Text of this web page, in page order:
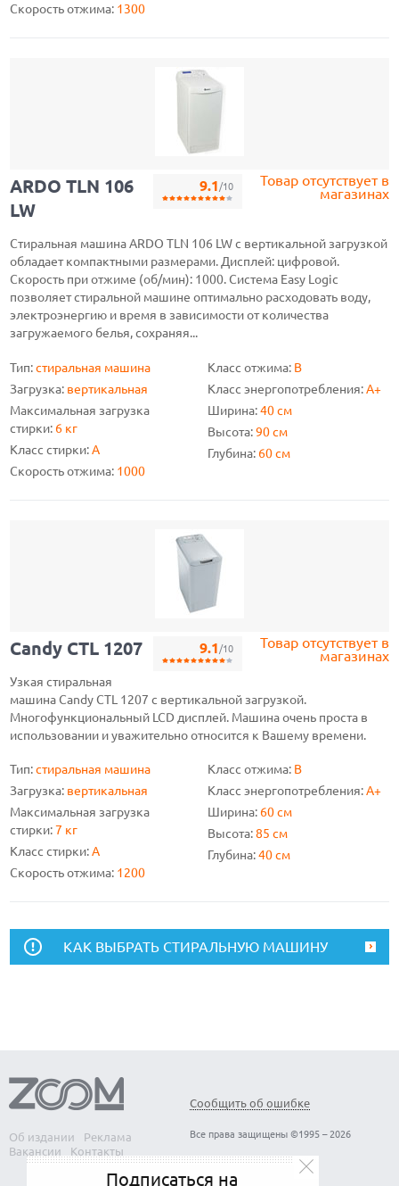
Скорость отжима: 1300
Товар отсутствует в
магазинах
9.1 /10
ARDO TLN 106
LW
Стиральная машина ARDO TLN 106 LW с вертикальной загрузкой
обладает компактными размерами. Дисплей: цифровой.
Скорость при отжиме (об/мин): 1000. Система Easy Logic
позволяет стиральной машине оптимально расходовать воду,
электроэнергию и время в зависимости от количества
загружаемого белья, сохраняя...
Тип:стиральная машина
Загрузка: вертикальная
Максимальная загрузка
стирки: 6 кг
Класс стирки:A
Скорость отжима: 1000
Класс отжима: B
Класс энергопотребления:A+
Ширина:40 см
Высота:90 см
Глубина: 60 см
Товар отсутствует в
магазинах
9.1 /10
Candy CTL 1207
Узкая стиральная
машина Candy CTL 1207 с вертикальной загрузкой.
Многофункциональный LCD дисплей. Машина очень проста в
использовании и уважительно относится к Вашему времени.
Тип:стиральная машина
Загрузка: вертикальная
Максимальная загрузка
стирки:7 кг
Класс стирки:A
Скорость отжима: 1200
Класс отжима: B
Класс энергопотребления:A+
Ширина: 60 см
Высота:85 см
Глубина:40 см
КАК ВЫБРАТЬ СТИРАЛЬНУЮ МАШИНУ
Об издании
Реклама
Вакансии
Контакты
Сообщить об ошибке
Все права защищены ©1995 – 2026
Подписаться на